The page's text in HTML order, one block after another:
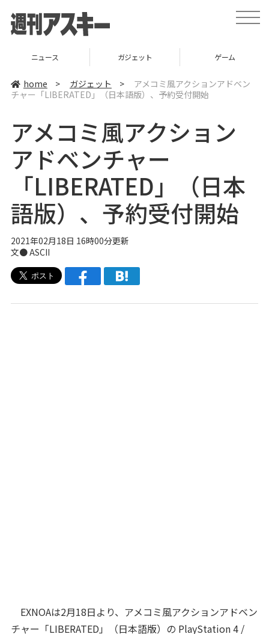
t
o
v
ニュース ガジェット ゲーム
home > ガジェット >
アメコミ風アクションアドベン
チャー「LIBERATED」（日本語版）、予約受付開始
アメコミ風アクション
アドベンチャー
「LIBERATED」（日本
語版）、予約受付開始
2021年02月18日 16時00分更新
文● ASCII
EXNOAは2月18日より、アメコミ風アクションアドベン
チャー「LIBERATED」（日本語版）の PlayStation 4 /